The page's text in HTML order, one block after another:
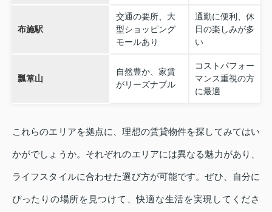
布施駅
交通の要所、大
型ショッピング
モールあり
通勤に便利、休
日の楽しみが多
い
瓢箪山
自然豊か、家賃
がリーズナブル
コストパフォー
マンス重視の方
に最適
これらのエリアを拠点に、理想の賃貸物件を探してみてはい
かがでしょうか。それぞれのエリアには異なる魅力があり、
ライフスタイルに合わせた選び方が可能です。ぜひ、自分に
ぴったりの場所を見つけて、快適な生活を実現してくださ